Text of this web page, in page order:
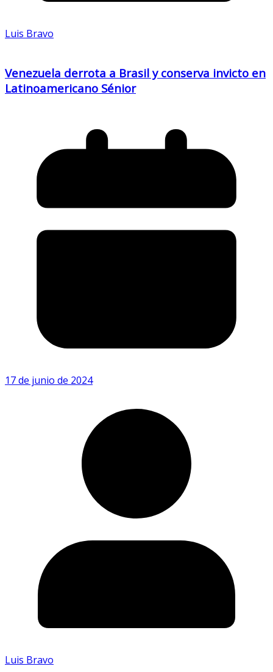
Luis Bravo
Venezuela derrota a Brasil y conserva invicto en
Latinoamericano Sénior
17 de junio de 2024
Luis Bravo